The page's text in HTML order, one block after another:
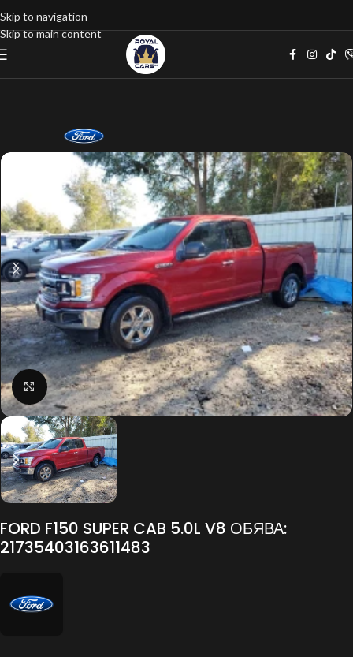
Skip to navigation
Skip to main content
Пикап
Click to enlarge
FORD F150 SUPER CAB 5.0L V8 ОБЯВА:
21735403163611483